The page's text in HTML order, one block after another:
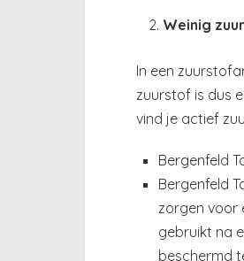
Weinig
In een
zuurstof is dus
vind je actief
Bergenfeld
Bergenfeld
zorgen voor
gebruikt na
beschermd